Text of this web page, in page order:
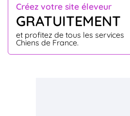
Créez votre site éleveur
GRATUITEMENT
et profitez de tous les services
Chiens de France.